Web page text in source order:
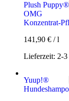
Plush Puppy®
OMG
Konzentrat-
141,90 € /l
Lieferzeit: 2-3
Yuup!®